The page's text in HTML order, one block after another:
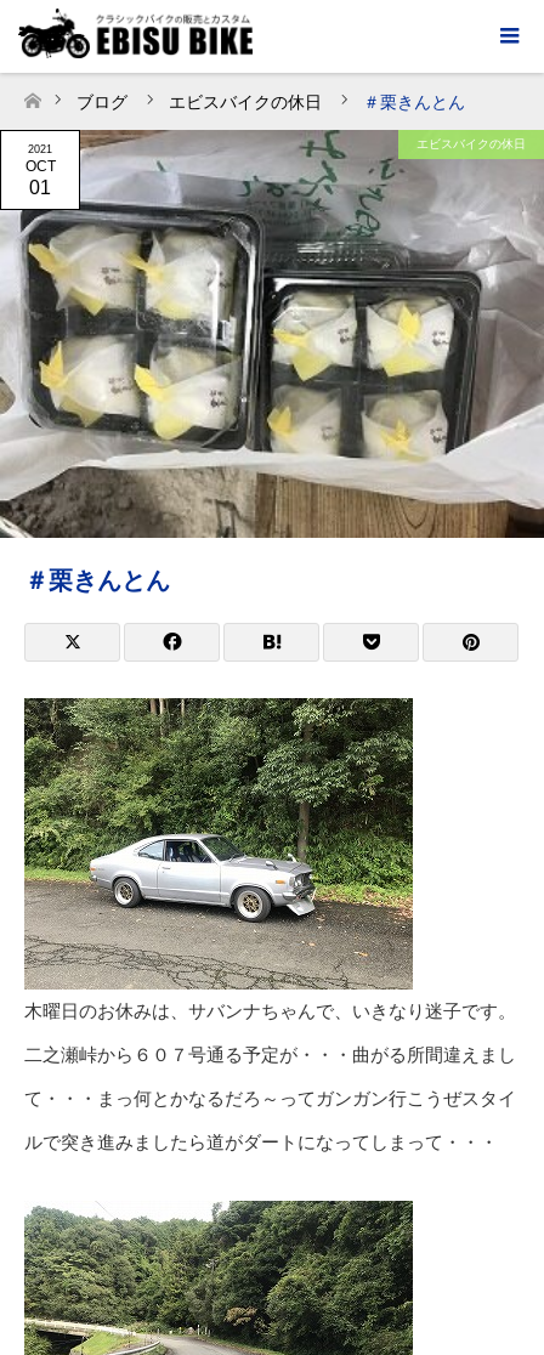
ホーム
ブログ エビスバイクの休日 ＃栗きんとん
2021
OCT
01
エビスバイクの休日
＃栗きんとん
木曜日のお休みは、サバンナちゃんで、いきなり迷子です。
二之瀬峠から６０７号通る予定が・・・曲がる所間違えまし
て・・・まっ何とかなるだろ～ってガンガン行こうぜスタイ
ルで突き進みましたら道がダートになってしまって・・・